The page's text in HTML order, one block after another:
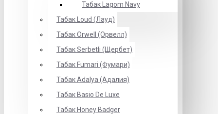
Табак Lagom Navy
Табак Loud (Лауд)
Табак Orwell (Орвелл)
Табак Serbetli (Щербет)
Табак Fumari (Фумари)
Табак Adalya (Адалия)
Табак Basio De Luxe
Табак Honey Badger